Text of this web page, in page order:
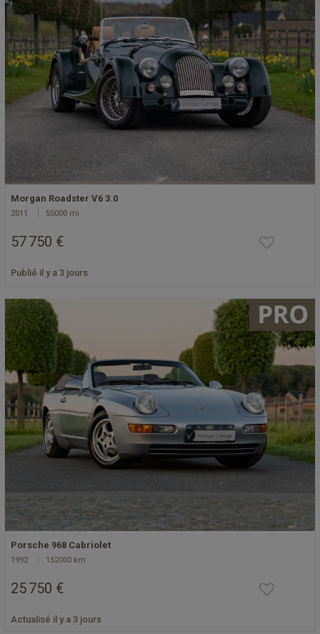
Morgan Roadster V6 3.0
2011 55000 mi
57 750 €
Publié il y a 3 jours
Porsche 968 Cabriolet
1992 152000 km
25 750 €
Actualisé il y a 3 jours